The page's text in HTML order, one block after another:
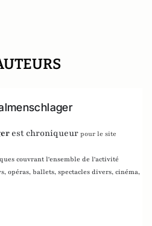
est chroniqueur pour le site
couvrant l'ensemble de l'activité
opéras, ballets, spectacles divers, cinéma,